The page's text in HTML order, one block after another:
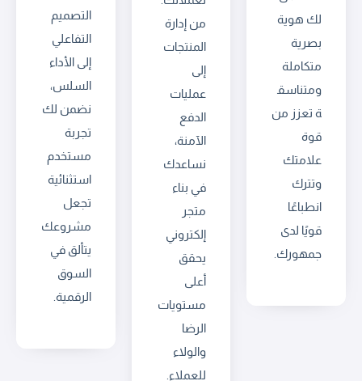
لك هوية
بصرية
متكاملة
ومتناسق
ة تعزز من
قوة
علامتك
وتترك
انطباعًا
قويًا لدى
جمهورك.
من إدارة
المنتجات
إلى
عمليات
الدفع
الآمنة،
نساعدك
في بناء
متجر
إلكتروني
يحقق
أعلى
مستويات
الرضا
والولاء
للعملاء.
التصميم
التفاعلي
إلى الأداء
السلس،
نضمن لك
تجربة
مستخدم
استثنائية
تجعل
مشروعك
يتألق في
السوق
الرقمية.